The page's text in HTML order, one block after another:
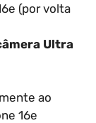
(por volta
Ultra
ao
16e